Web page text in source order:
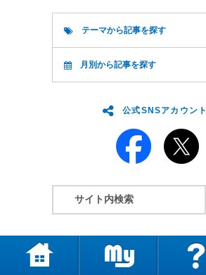
テーマから記事を探す
月別から記事を探す
公式SNSアカウント